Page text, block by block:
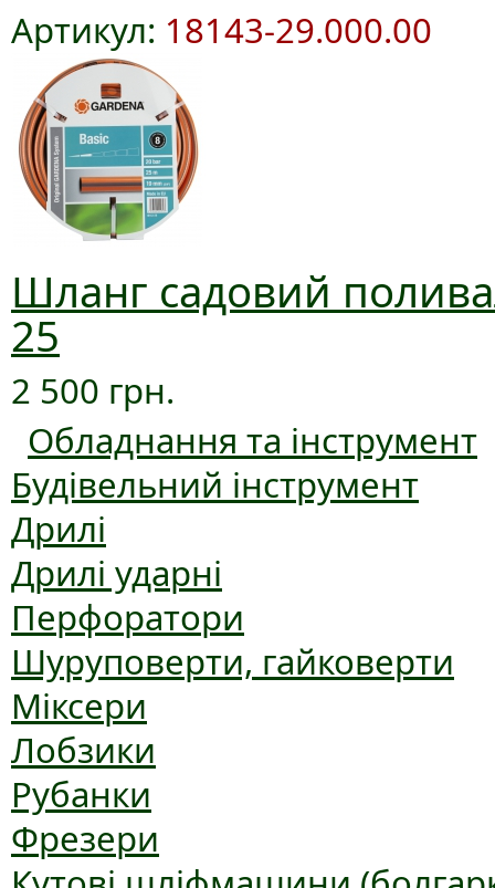
Артикул: 18143-29.000.00
Шланг садовий
25
2 500 грн.
Обладнання та інструмент
Будівельний інструмент
Дрилі
Дрилі ударні
Перфоратори
Шуруповерти, гайковерти
Міксери
Лобзики
Рубанки
Фрезери